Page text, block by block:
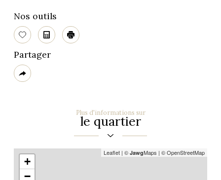
Nos outils
SélectionnerCalculatriceImprimer
Partager
Plus
de
Plus d'informations sur
le quartier
+
−
Leaflet | © JawgMaps | © OpenStreetMap